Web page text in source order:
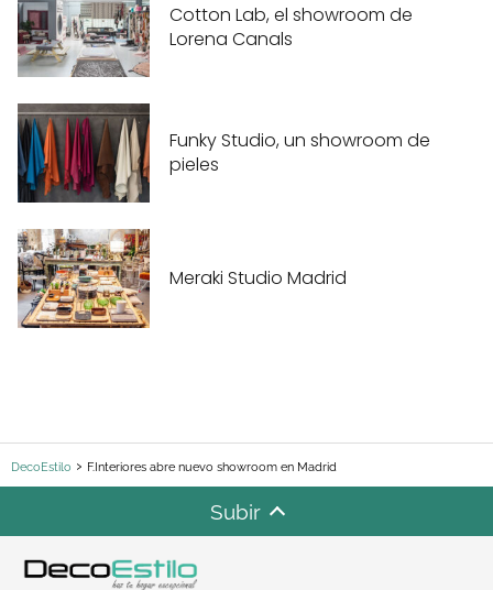
Cotton Lab, el showroom de
Lorena Canals
Funky Studio, un showroom de
pieles
Meraki Studio Madrid
DecoEstilo F.Interiores abre nuevo showroom en Madrid
Subir